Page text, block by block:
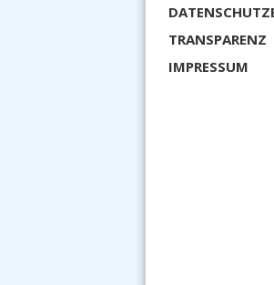
TRANSPARENZ
IMPRESSUM